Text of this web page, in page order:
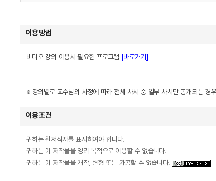
이용방법
비디오 강의 이용시 필요한 프로그램 [바로가기]
※ 강의별로 교수님의 사정에 따라 전체 차시 중 일부 차시만 공개되는 경
이용조건
귀하는 원저작자를 표시하여야 합니다.
귀하는 이 저작물을 영리 목적으로 이용할 수 없습니다.
귀하는 이 저작물을 개작, 변형 또는 가공할 수 없습니다.